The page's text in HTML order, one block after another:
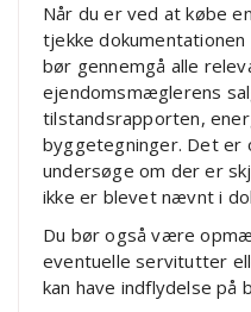
Når du er ved at købe
tjekke
bør gennemgå alle
ejendomsmæglerens
tilstandsrapporten,
byggetegninger. Det er
undersøge om der er
ikke er blevet nævnt i
Du bør også være
eventuelle servitutter
kan have indflydelse på